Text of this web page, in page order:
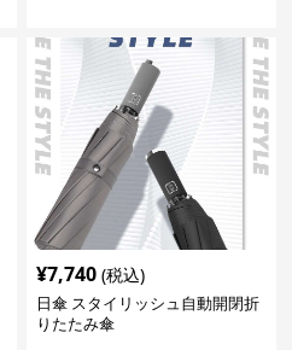
¥7,740 (税込)
日傘 スタイリッシュ自動開閉折
りたたみ傘